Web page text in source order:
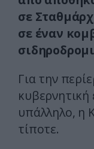
σε
σε έναν
Για την
κυβερνητική
υπάλληλο, η
τίποτε.